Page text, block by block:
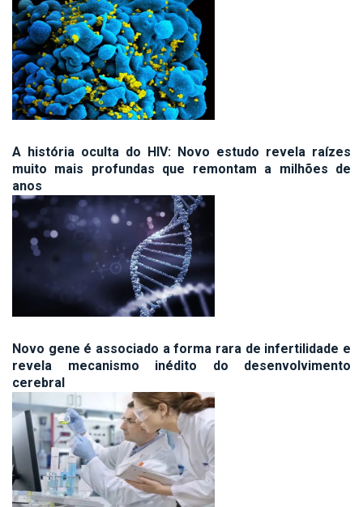
A história oculta do HIV: Novo estudo revela raízes
muito mais profundas que remontam a milhões de
anos
Novo gene é associado a forma rara de infertilidade e
revela mecanismo inédito do desenvolvimento
cerebral